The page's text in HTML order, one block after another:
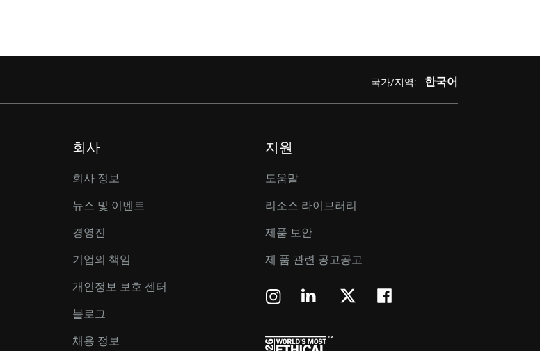
국가/지역: 한국어
회사
회사 정보
뉴스 및 이벤트
경영진
기업의 책임
개인정보 보호 센터
블로그
채용 정보
지원
도움말
리소스 라이브러리
제품 보안
제 품 관련 공고공고